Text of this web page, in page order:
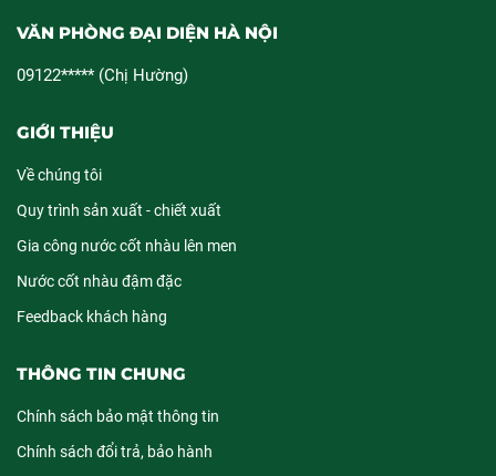
VĂN PHÒNG ĐẠI DIỆN HÀ NỘI
09122***** (Chị Hường)
GIỚI THIỆU
Về chúng tôi
Quy trình sản xuất - chiết xuất
Gia công nước cốt nhàu lên men
Nước cốt nhàu đậm đặc
Feedback khách hàng
THÔNG TIN CHUNG
Chính sách bảo mật thông tin
Chính sách đổi trả, bảo hành